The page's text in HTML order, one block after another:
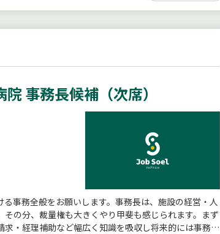
事務長候補（次席）
事務全般をお願いします。事務長は、施設の経営・人
の分、裁量権も大きくやり甲斐も感じられます。まず
・経理補助など幅広く知識を吸収し将来的には事務長